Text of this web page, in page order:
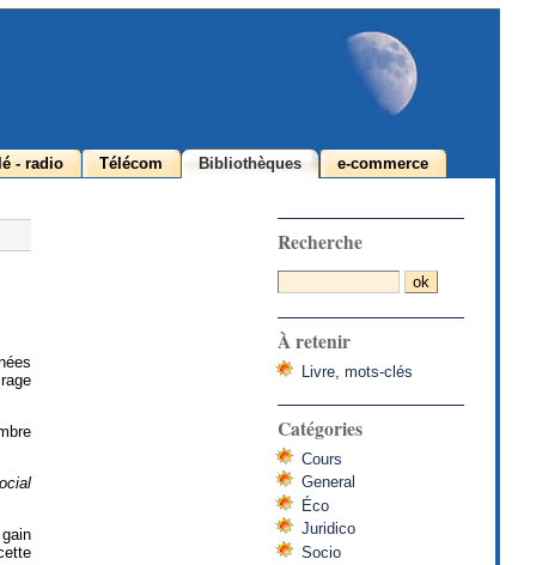
- radio Télécom Bibliothèques e-commerce
Recherche
À retenir
Livre, mots-clés
Catégories
Cours
General
Éco
Juridico
Socio